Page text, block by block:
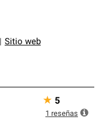
Sitio web
★ 5
1 reseñas